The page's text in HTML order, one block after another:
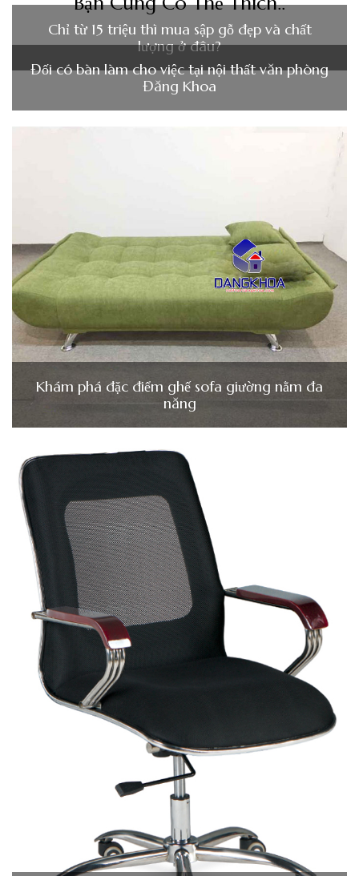
Chỉ từ 15 triệu thì mua sập gỗ đẹp và chất
lượng ở đâu?
Đối có bàn làm cho việc tại nội thất văn phòng
Đăng Khoa
Khám phá đặc điểm ghế sofa giường nằm đa
năng